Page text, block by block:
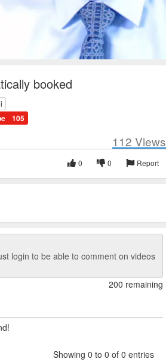
booked
105
112 Views
Report
0
0
login to be able to comment on videos
200 remaining
Showing 0 to 0 of 0 entries